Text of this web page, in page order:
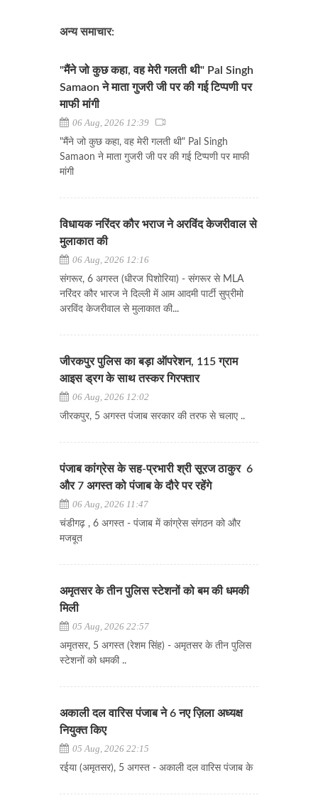
अन्य समाचार:
"मैंने जो कुछ कहा, वह मेरी गलती थी" Pal Singh
Samaon ने माता गुजरी जी पर की गई टिप्पणी पर
माफी मांगी
06 Aug, 2026 12:39
"मैंने जो कुछ कहा, वह मेरी गलती थी" Pal Singh
Samaon ने माता गुजरी जी पर की गई टिप्पणी पर माफी
मांगी
विधायक नरिंदर कौर भराज ने अरविंद केजरीवाल से
मुलाकात की
06 Aug, 2026 12:16
संगरूर, 6 अगस्त (धीरज पिशोरिया) - संगरूर से MLA
नरिंदर कौर भारज ने दिल्ली में आम आदमी पार्टी सुप्रीमो
अरविंद केजरीवाल से मुलाकात की...
जीरकपुर पुलिस का बड़ा ऑपरेशन, 115 ग्राम
आइस ड्रग के साथ तस्कर गिरफ्तार
06 Aug, 2026 12:02
जीरकपुर, 5 अगस्त पंजाब सरकार की तरफ से चलाए ..
पंजाब कांग्रेस के सह-प्रभारी श्री सूरज ठाकुर 6
और 7 अगस्त को पंजाब के दौरे पर रहेंगे
06 Aug, 2026 11:47
चंडीगढ़ , 6 अगस्त - पंजाब में कांग्रेस संगठन को और
मजबूत
अमृतसर के तीन पुलिस स्टेशनों को बम की धमकी
मिली
05 Aug, 2026 22:57
अमृतसर, 5 अगस्त (रेशम सिंह) - अमृतसर के तीन पुलिस
स्टेशनों को धमकी ..
अकाली दल वारिस पंजाब ने 6 नए ज़िला अध्यक्ष
नियुक्त किए
05 Aug, 2026 22:15
रईया (अमृतसर), 5 अगस्त - अकाली दल वारिस पंजाब के